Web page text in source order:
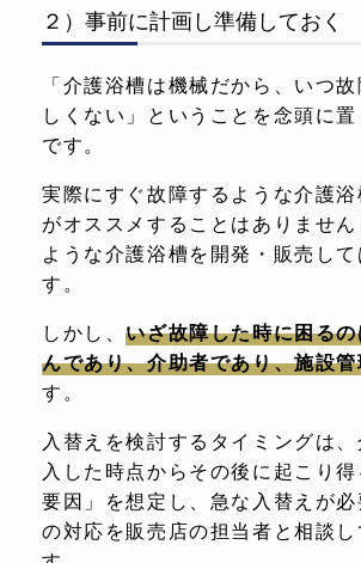
２）事前に計画し準備しておく
「介護浴槽は機械だから、いつ
しくない」ということを念頭に
です。
実際にすぐ故障するような介護
がオススメすることはありませ
ような介護浴槽を開発・販売し
す。
しかし、いざ故障した時に困る
んであり、介助者であり、施設
す。
入替えを検討するタイミングは
入した時点からその後に起こり
要因」を想定し、急な入替えが
の対応を販売店の担当者と相談